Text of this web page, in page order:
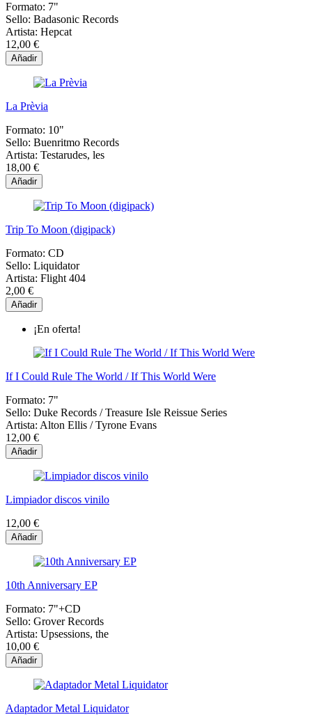
Formato: 7"
Sello: Badasonic Records
Artista: Hepcat
12,00 €
Añadir
La Prèvia
Formato: 10"
Sello: Buenritmo Records
Artista: Testarudes, les
18,00 €
Añadir
Trip To Moon (digipack)
Formato: CD
Sello: Liquidator
Artista: Flight 404
2,00 €
Añadir
¡En oferta!
If I Could Rule The World / If This World Were
Formato: 7"
Sello: Duke Records / Treasure Isle Reissue Series
Artista: Alton Ellis / Tyrone Evans
12,00 €
Añadir
Limpiador discos vinilo
12,00 €
Añadir
10th Anniversary EP
Formato: 7"+CD
Sello: Grover Records
Artista: Upsessions, the
10,00 €
Añadir
Adaptador Metal Liquidator